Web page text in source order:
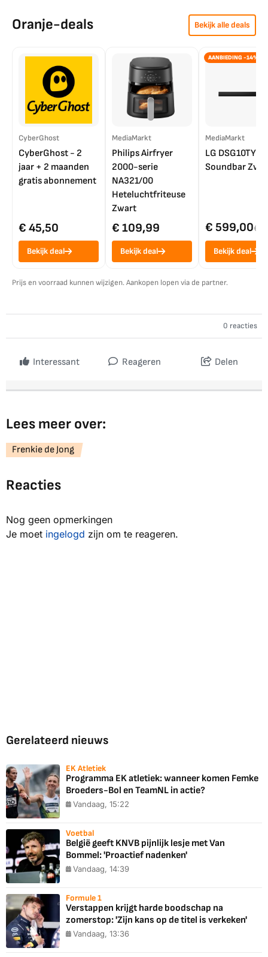
Oranje-deals Bekijk alle deals
CyberGhost
CyberGhost - 2
jaar + 2 maanden
gratis abonnement
€ 45,50
Bekijk deal
MediaMarkt
Philips Airfryer
2000-serie
NA321/00
Heteluchtfriteuse
Zwart
€ 109,99
Bekijk deal
AANBIEDING -14%
MediaMarkt
LG DSG10TY
Soundbar
€ 599,00€
Bekijk deal
Prijs en voorraad kunnen wijzigen. Aankopen lopen via de partner.
0 reacties
Interessant Reageren Delen
Lees meer over:
Frenkie de Jong
Reacties
Nog geen opmerkingen
Je moet ingelogd zijn om te reageren.
Gerelateerd nieuws
EK Atletiek
Programma EK atletiek: wanneer komen Femke
Broeders-Bol en TeamNL in actie?
Vandaag, 15:22
Voetbal
België geeft KNVB pijnlijk lesje met Van
Bommel: 'Proactief nadenken'
Vandaag, 14:39
Formule 1
Verstappen krijgt harde boodschap na
zomerstop: 'Zijn kans op de titel is verkeken'
Vandaag, 13:36